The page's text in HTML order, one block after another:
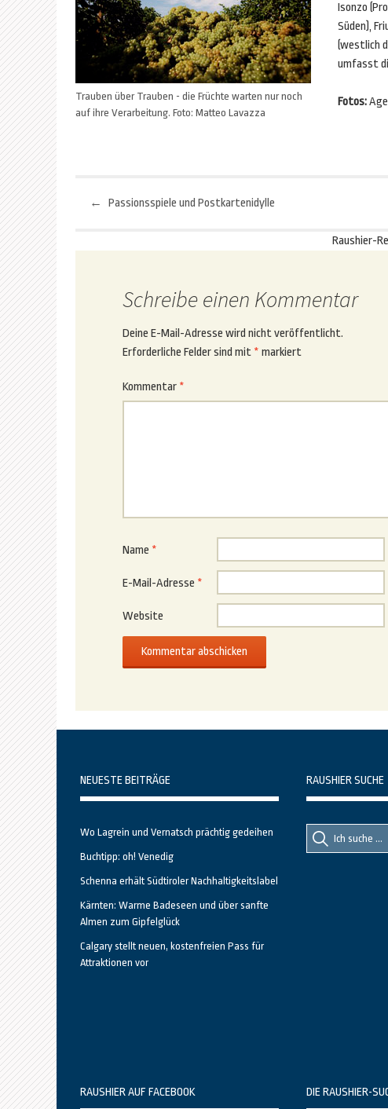
Trauben über Trauben - die Früchte warten nur noch
auf ihre Verarbeitung. Foto: Matteo Lavazza
Isonzo
Süden),
(westlich
umfasst
Fotos:
Beitragsnavigation
← Passionsspiele und Postkartenidylle
Raushier-
Schreibe einen Kommentar
Deine E-Mail-Adresse wird nicht veröffentlicht.
Erforderliche Felder sind mit * markiert
Kommentar *
Name *
E-Mail-Adresse *
Website
NEUESTE BEITRÄGE
Wo Lagrein und Vernatsch prächtig gedeihen
Buchtipp: oh! Venedig
Schenna erhält Südtiroler Nachhaltigkeitslabel
Kärnten: Warme Badeseen und über sanfte
Almen zum Gipfelglück
Calgary stellt neuen, kostenfreien Pass für
Attraktionen vor
RAUSHIER SUCHE
Suche
nach::
Suche
nach:
RAUSHIER AUF FACEBOOK DIE RAUSHIER-